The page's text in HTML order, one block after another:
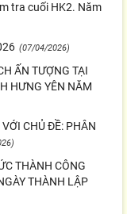
tra cuối HK2. Năm
(07/04/2026)
ẤN TƯỢNG TẠI
HƯNG YÊN NĂM
CHỦ ĐỀ: PHÂN
THÀNH CÔNG
THÀNH LẬP